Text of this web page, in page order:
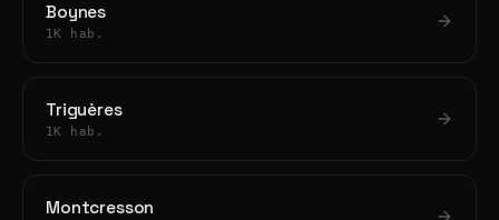
Boynes
1K hab.
Triguères
1K hab.
Montcresson